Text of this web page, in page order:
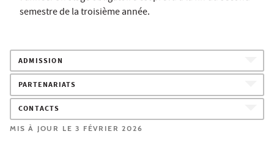
semestre de la troisième année.
ADMISSION
PARTENARIATS
CONTACTS
MIS À JOUR LE 3 FÉVRIER 2026